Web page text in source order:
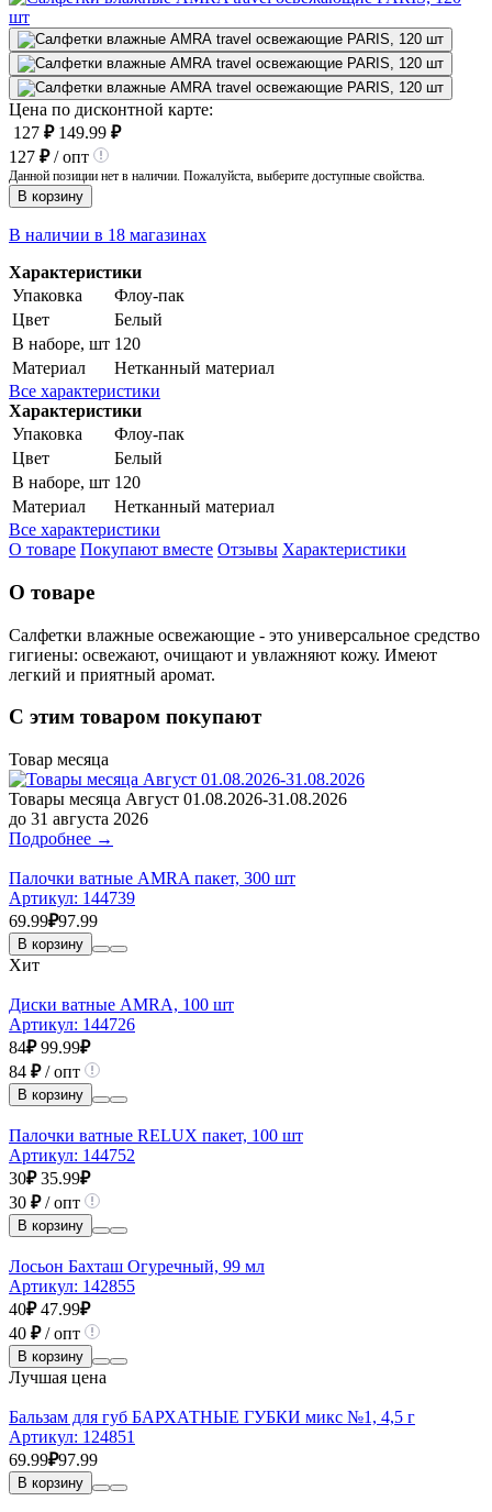
Цена по дисконтной карте:
127 ₽ 149.99 ₽
127 ₽/ опт
Данной позиции нет в наличии. Пожалуйста, выберите доступные свойства.
В корзину
В наличии в 18 магазинах
Характеристики
Упаковка
Флоу-пак
Цвет
Белый
В наборе, шт 120
Материал
Нетканный материал
Все характеристики
Характеристики
Упаковка
Флоу-пак
Цвет
Белый
В наборе, шт 120
Материал
Нетканный материал
Все характеристики
О товаре Покупают вместе Отзывы Характеристики
О товаре
Салфетки влажные освежающие - это универсальное средство
гигиены: освежают, очищают и увлажняют кожу. Имеют
легкий и приятный аромат.
С этим товаром покупают
Товар месяца
Товары месяца Август 01.08.2026-31.08.2026
до 31 августа 2026
Подробнее →
Палочки ватные AMRA пакет, 300 шт
Артикул: 144739
69.99₽97.99
В корзину
Хит
Диски ватные AMRA, 100 шт
Артикул: 144726
84₽ 99.99₽
84 ₽/ опт
В корзину
Палочки ватные RELUX пакет, 100 шт
Артикул: 144752
30₽ 35.99₽
30 ₽/ опт
В корзину
Лосьон Бахташ Огуречный, 99 мл
Артикул: 142855
40₽ 47.99₽
40 ₽/ опт
В корзину
Лучшая цена
Бальзам для губ БАРХАТНЫЕ ГУБКИ микс №1, 4,5 г
Артикул: 124851
69.99₽97.99
В корзину